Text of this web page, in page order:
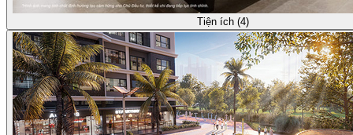
Tiện ích (4)